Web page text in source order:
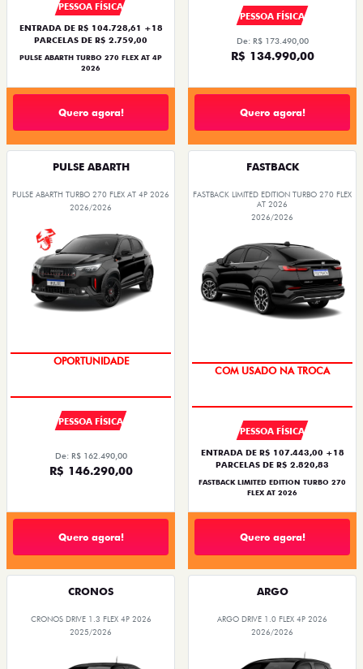
PESSOA FÍSICA
ENTRADA DE R$ 104.728,61 +18
PARCELAS DE R$ 2.759,00
PULSE ABARTH TURBO 270 FLEX AT 4P
2026
Quero agora!
PESSOA FÍSICA
De: R$ 173.490,00
R$ 134.990,00
Quero agora!
PULSE ABARTH
PULSE ABARTH TURBO 270 FLEX AT 4P 2026
2026/2026
SAIA DE FIAT 0KM
PESSOA FÍSICA
De: R$ 162.490,00
R$ 146.290,00
Quero agora!
FASTBACK
FASTBACK LIMITED EDITION TURBO 270 FLEX
AT 2026
2026/2026
TAXA ZERO
PESSOA FÍSICA
ENTRADA DE R$ 107.443,00 +18
PARCELAS DE R$ 2.820,83
FASTBACK LIMITED EDITION TURBO 270
FLEX AT 2026
Quero agora!
CRONOS
CRONOS DRIVE 1.3 FLEX 4P 2026
2025/2026
ARGO
ARGO DRIVE 1.0 FLEX 4P 2026
2026/2026